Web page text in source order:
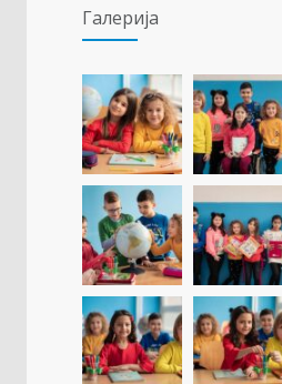
09. ОКТОБАР 2021.
Прва награда на понос
22. МАРТ 2021.
Дан матерњег језика
23. ФЕБРУАР 2021.
Концентрациони логор
1945)
23. АПРИЛ 2021.
Галерија